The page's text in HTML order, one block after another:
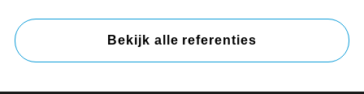
Bekijk alle referenties